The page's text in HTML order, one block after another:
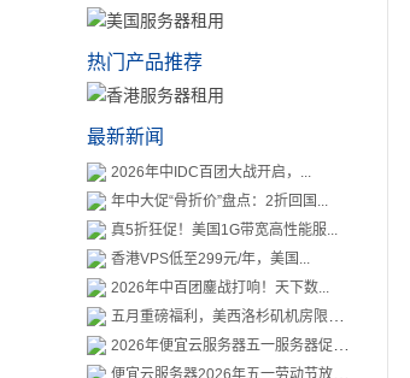
热门产品推荐
最新新闻
2026年中IDC百团大战开启，...
年中大促“骨折价”盘点：2折回国...
真5折狂促！美国1G带宽高性能服...
香港VPS低至299元/年，美国...
2026年中百团鏖战打响！天下数...
五月重磅福利，美西洛杉矶机房限时...
2026年便宜云服务器五一服务器促销...
便宜云服务器2026年五一劳动节放假...